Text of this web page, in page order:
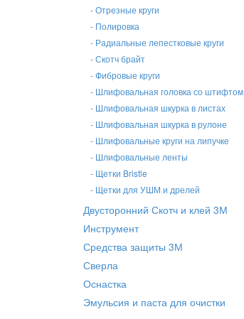
- Отрезные круги
- Полировка
- Радиальные лепестковые круги
- Скотч брайт
- Фибровые круги
- Шлифовальная головка со штифтом
- Шлифовальная шкурка в листах
- Шлифовальная шкурка в рулоне
- Шлифовальные круги на липучке
- Шлифовальные ленты
- Щетки Bristle
- Щетки для УШМ и дрелей
Двусторонний Скотч и клей 3М
Инструмент
Средства защиты 3М
Сверла
Оснастка
Эмульсия и паста для очистки